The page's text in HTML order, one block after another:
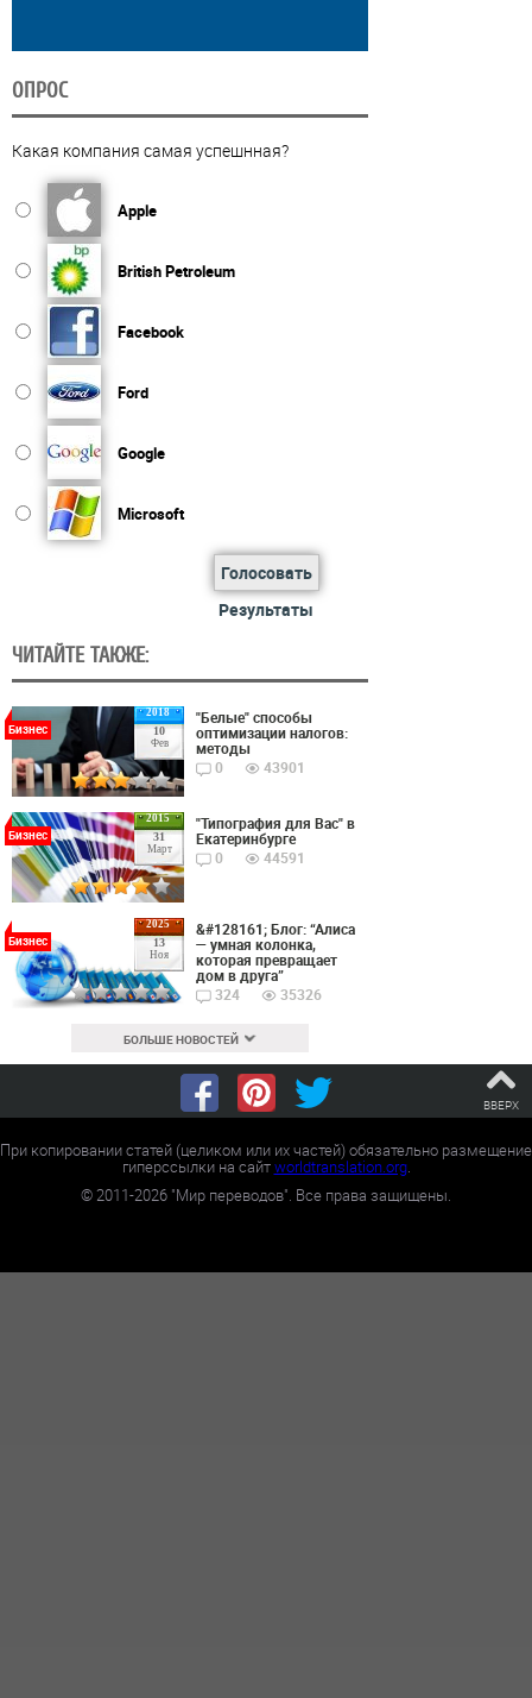
ОПРОС
Какая компания самая успешнная?
Apple
British Petroleum
Facebook
Ford
Google
Microsoft
Голосовать
Результаты
ЧИТАЙТЕ ТАКЖЕ:
2018
10
Фев
Бизнес
"Белые" способы
оптимизации налогов:
методы
0
43901
2015
31
Март
Бизнес
"Типография для Вас" в
Екатеринбурге
0
44591
2025
13
Ноя
Бизнес
&#128161; Блог: “Алиса
— умная колонка,
которая превращает
дом в друга”
324
35326
БОЛЬШЕ НОВОСТЕЙ
ВВЕРХ
При копировании статей (целиком или их частей) обязательно размещение
гиперссылки на сайтworldtranslation.org.
©2011-2026 "Мир переводов". Все права защищены.